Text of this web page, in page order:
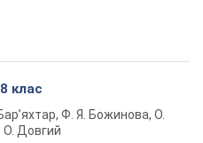
клас
Ф. Я. Божинова, О.
О. Довгий